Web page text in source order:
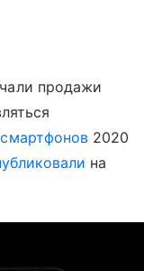
продажи
смартфонов2020
на